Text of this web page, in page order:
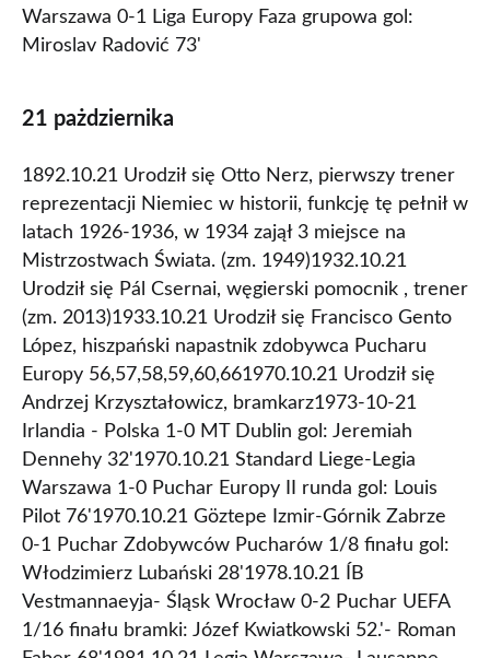
Warszawa 0-1 Liga Europy Faza grupowa gol:
Miroslav Radović 73'
21 pażdziernika
1892.10.21 Urodził się Otto Nerz, pierwszy trener
reprezentacji Niemiec w historii, funkcję tę pełnił w
latach 1926-1936, w 1934 zajął 3 miejsce na
Mistrzostwach Świata. (zm. 1949)1932.10.21
Urodził się Pál Csernai, węgierski pomocnik , trener
(zm. 2013)1933.10.21 Urodził się Francisco Gento
López, hiszpański napastnik zdobywca Pucharu
Europy 56,57,58,59,60,661970.10.21 Urodził się
Andrzej Krzyształowicz, bramkarz1973-10-21
Irlandia - Polska 1-0 MT Dublin gol: Jeremiah
Dennehy 32'1970.10.21 Standard Liege-Legia
Warszawa 1-0 Puchar Europy II runda gol: Louis
Pilot 76'1970.10.21 Göztepe Izmir-Górnik Zabrze
0-1 Puchar Zdobywców Pucharów 1/8 finału gol:
Włodzimierz Lubański 28'1978.10.21 ÍB
Vestmannaeyja- Śląsk Wrocław 0-2 Puchar UEFA
1/16 finału bramki: Józef Kwiatkowski 52.'- Roman